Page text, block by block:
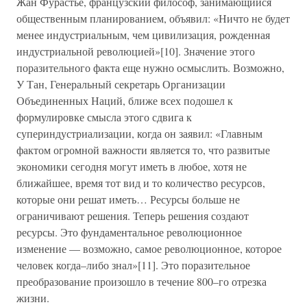
общественным планированием, объявил: «Ничто не будет
менее индустриальным, чем цивилизация, рожденная
индустриальной революцией»[10]. Значение этого
поразительного факта еще нужно осмыслить. Возможно,
У Тан, Генеральный секретарь Организации
Объединенных Наций, ближе всех подошел к
формулировке смысла этого сдвига к
супериндустриализации, когда он заявил: «Главным
фактом огромной важности является то, что развитые
экономики сегодня могут иметь в любое, хотя не
ближайшее, время тот вид и то количество ресурсов,
которые они решат иметь… Ресурсы больше не
ограничивают решения. Теперь решения создают
ресурсы. Это фундаментальное революционное
изменение — возможно, самое революционное, которое
человек когда–либо знал»[11]. Это поразительное
преобразование произошло в течение 800–го отрезка
жизни.